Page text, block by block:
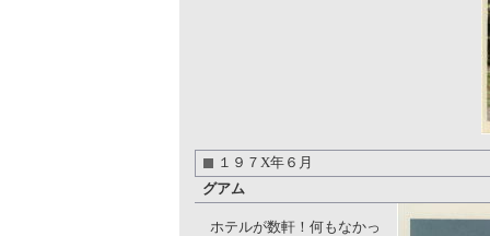
１９７X年６月
グアム
ホテルが数軒！何もなかっ